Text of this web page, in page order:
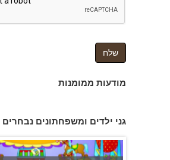
מודעות ממומנות
גני ילדים ומשפחתונים נבחרים
משפחתון ופעוטון ילנה במערב ראשון לציון